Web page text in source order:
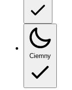
Ciemny